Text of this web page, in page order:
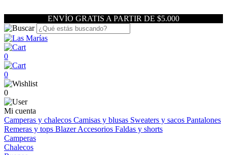
ENVÍO GRATIS A PARTIR DE $5.000
0
0
0
Mi cuenta
Camperas y chalecos Camisas y blusas Sweaters y sacos Pantalones
Remeras y tops BlazerAccesorios Faldas y shorts
Camperas
Chalecos